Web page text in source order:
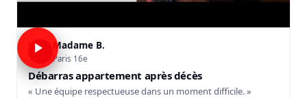
Madame B.
Paris 16e
Débarras appartement après décès
« Une équipe respectueuse dans un moment difficile. »